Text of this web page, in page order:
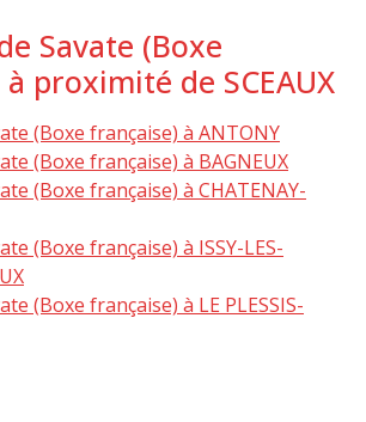
Savate (Boxe
proximité de SCEAUX
(Boxe française) à ANTONY
(Boxe française) à BAGNEUX
(Boxe française) à CHATENAY-
(Boxe française) à ISSY-LES-
(Boxe française) à LE PLESSIS-